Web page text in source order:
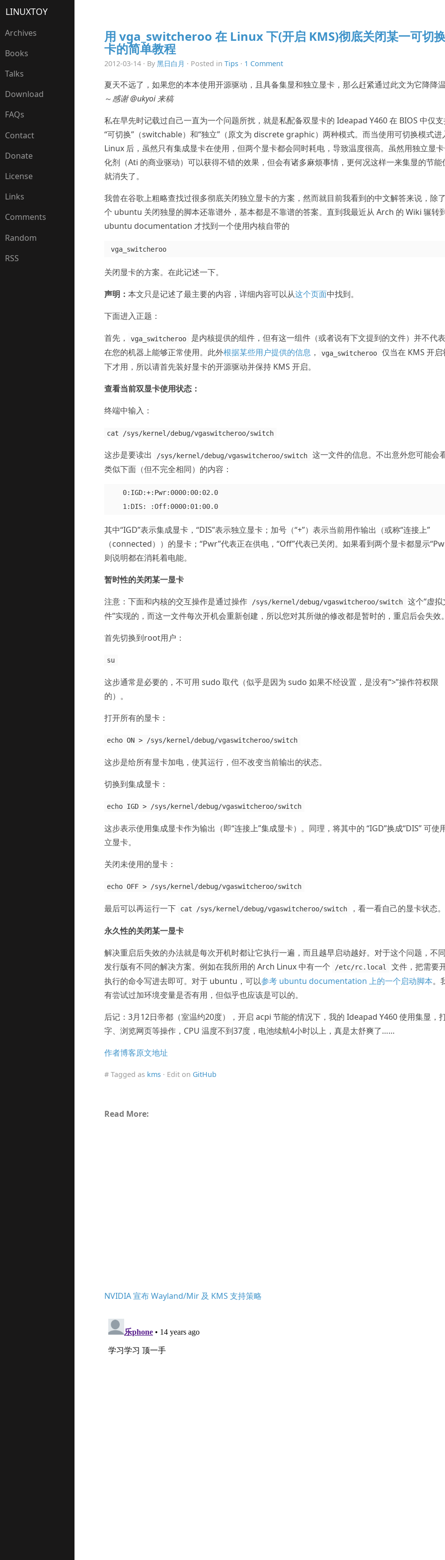
LINUXTOY
Archives
Books
Talks
Download
FAQs
Contact
Donate
License
Links
Comments
Random
RSS
用 vga_switcheroo 在 Linux 下(开启 KMS)彻底关闭某一可切
卡的简单教程
2012-03-14 · By 黑日白月 · Posted in Tips· 1 Comment
夏天不远了，如果您的本本使用开源驱动，且具备集显和独立显卡，那么赶紧通过此文为它降降
～感谢 @ukyoi 来稿
私在早先时记载过自己一直为一个问题所扰，就是私配备双显卡的 Ideapad Y460 在 BIOS 中仅
“可切换”（switchable）和“独立”（原文为 discrete graphic）两种模式。而当使用可切换模式进
Linux 后，虽然只有集成显卡在使用，但两个显卡都会同时耗电，导致温度很高。虽然用独立显
化剂（Ati 的商业驱动）可以获得不错的效果，但会有诸多麻烦事情，更何况这样一来集显的节能
就消失了。
我曾在谷歌上粗略查找过很多彻底关闭独立显卡的方案，然而就目前我看到的中文解答来说，除
个 ubuntu 关闭独显的脚本还靠谱外，基本都是不靠谱的答案。直到我最近从 Arch 的 Wiki 辗转
ubuntu documentation 才找到一个使用内核自带的
关闭显卡的方案。在此记述一下。
声明： 本文只是记述了最主要的内容，详细内容可以从这个页面中找到。
下面进入正题：
首先，
vga_switcheroo
是内核提供的组件，但有这一组件（或者说有下文提到的文件）并不代
在您的机器上能够正常使用。此外根据某些用户提供的信息， vga_switcheroo
仅当在 KMS 开启
下才用，所以请首先装好显卡的开源驱动并保持 KMS 开启。
查看当前双显卡使用状态：
终端中输入：
cat /sys/kernel/debug/vgaswitcheroo/switch
这步是要读出 /sys/kernel/debug/vgaswitcheroo/switch
这一文件的信息。不出意外您可能会
类似下面（但不完全相同）的内容：
    0:IGD:+:Pwr:0000:00:02.0
其中“IGD”表示集成显卡，“DIS”表示独立显卡；加号（“+”）表示当前用作输出（或称“连接上”
（connected））的显卡；“Pwr”代表正在供电，“Off”代表已关闭。如果看到两个显卡都显示
则说明都在消耗着电能。
暂时性的关闭某一显卡
注意：下面和内核的交互操作是通过操作
/sys/kernel/debug/vgaswitcheroo/switch
这个“虚拟
件”实现的，而这一文件每次开机会重新创建，所以您对其所做的修改都是暂时的，重启后会失效
首先切换到root用户：
su
这步通常是必要的，不可用 sudo 取代（似乎是因为 sudo 如果不经设置，是没有“>”操作符权限
的）。
打开所有的显卡：
echo ON > /sys/kernel/debug/vgaswitcheroo/switch
这步是给所有显卡加电，使其运行，但不改变当前输出的状态。
切换到集成显卡：
echo IGD > /sys/kernel/debug/vgaswitcheroo/switch
这步表示使用集成显卡作为输出（即“连接上”集成显卡）。同理，将其中的 “IGD”换成“DIS” 可使
立显卡。
关闭未使用的显卡：
echo OFF > /sys/kernel/debug/vgaswitcheroo/switch
最后可以再运行一下 cat /sys/kernel/debug/vgaswitcheroo/switch ，看一看自己的显卡状态
永久性的关闭某一显卡
解决重启后失效的办法就是每次开机时都让它执行一遍，而且越早启动越好。对于这个问题，不
发行版有不同的解决方案。例如在我所用的 Arch Linux 中有一个
/etc/rc.local
文件，把需要
执行的命令写进去即可。对于 ubuntu，可以参考 ubuntu documentation 上的一个启动脚本。
有尝试过加环境变量是否有用，但似乎也应该是可以的。
后记：3月12日帝都（室温约20度），开启 acpi 节能的情况下，我的 Ideapad Y460 使用集显，
字、浏览网页等操作，CPU 温度不到37度，电池续航4小时以上，真是太舒爽了……
作者博客原文地址
# Tagged as kms· Edit on GitHub
Read More:
NVIDIA 宣布 Wayland/Mir 及 KMS 支持策略